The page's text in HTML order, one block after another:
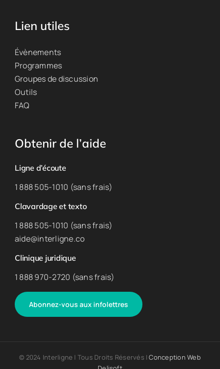
Lien utiles
Évènements
Programmes
Groupes de discussion
Outils
FAQ
Obtenir de l’aide
Ligne d’écoute
1 888 505-1010 (sans frais)
Clavardage et texto
1 888 505-1010 (sans frais)
aide@interligne.co
Clinique juridique
1 888 970-2720 (sans frais)
Abonnez-vous aux infolettres
© 2024 Interligne | Tous Droits Réservés |Conception Web